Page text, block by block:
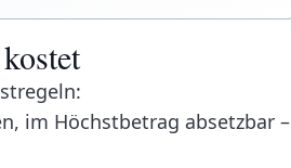
im Höchstbetrag absetzbar –